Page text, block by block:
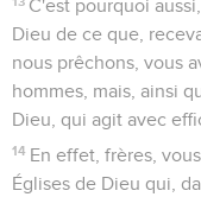
C'est pourquoi
Dieu de ce que,
nous prêchons, vous
hommes, mais, ainsi
Dieu, qui agit avec
14 En effet, frères,
Églises de Dieu qui,